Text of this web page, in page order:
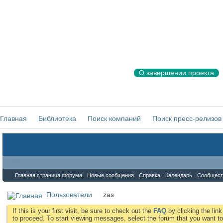
О завершении проекта
Главная Библиотека Поиск компаний Поиск пресс-релизов
Главная страница форума Новые сообщения Справка Календарь
Пользователи zas
If this is your first visit, be sure to check out the FAQ by clicking the
to proceed. To start viewing messages, select the forum that you want